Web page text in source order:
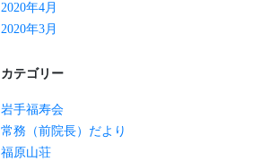
2020年4月
2020年3月
カテゴリー
岩手福寿会
常務（前院長）だより
福原山荘